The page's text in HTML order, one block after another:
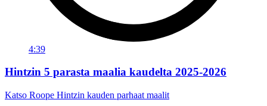
4:39
Hintzin 5 parasta maalia kaudelta 2025-2026
Katso Roope Hintzin kauden parhaat maalit